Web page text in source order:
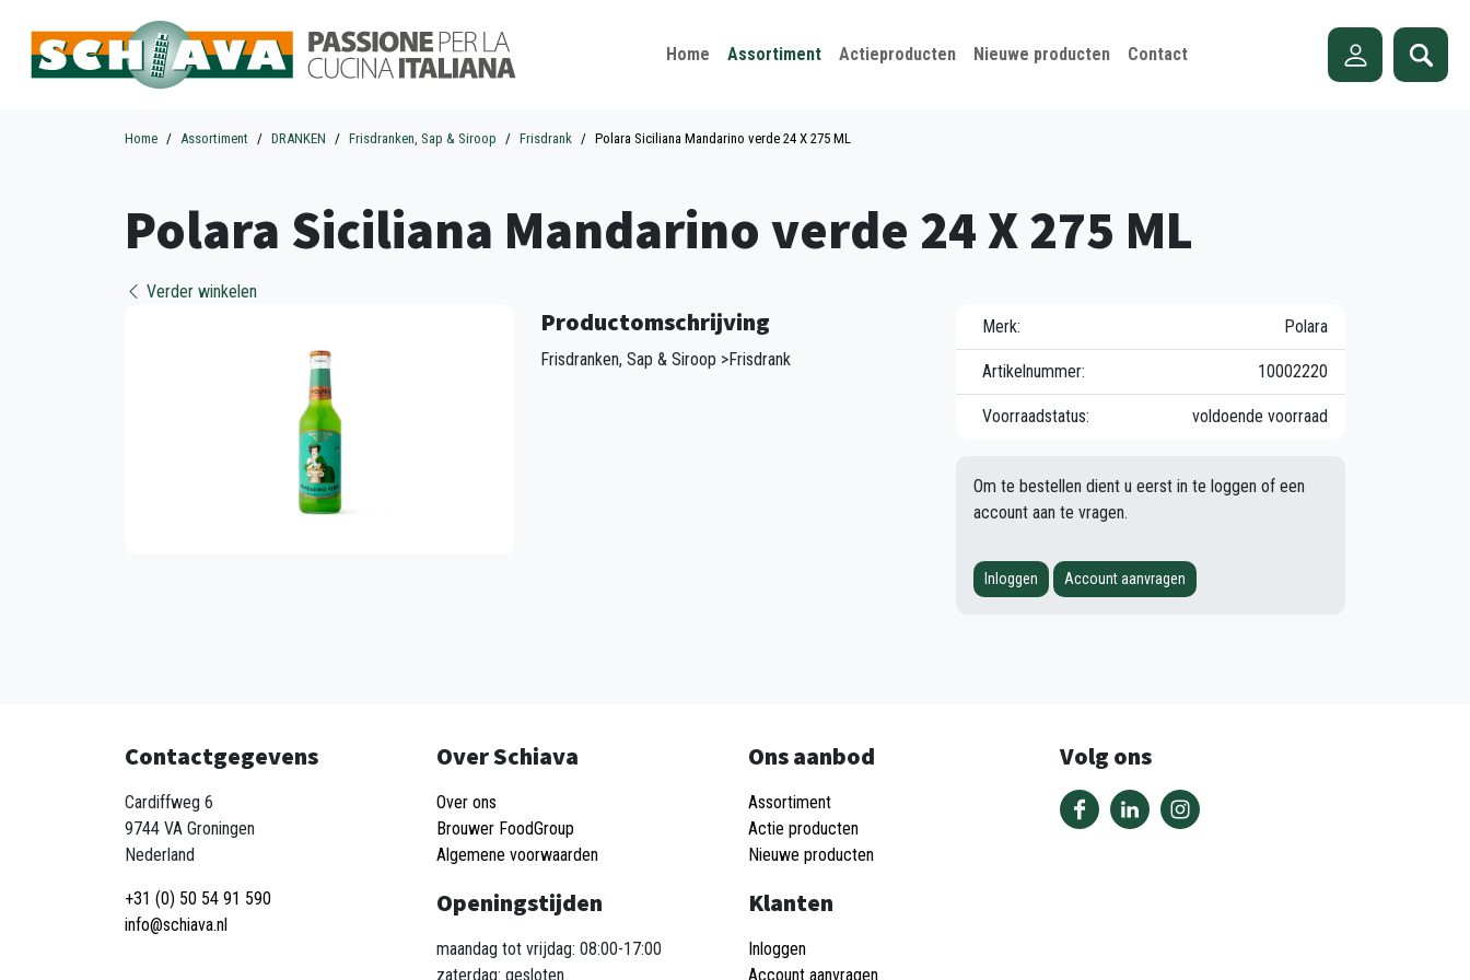
Home Assortiment Actieproducten Nieuwe producten Contact
Home Assortiment DRANKEN Frisdranken, Sap & Siroop Frisdrank Polara Siciliana Mandarino verde 24 X 275 ML
Polara Siciliana Mandarino verde 24 X 275 ML
Verder winkelen
Productomschrijving
Frisdranken, Sap & Siroop >Frisdrank
Merk: Polara
Artikelnummer: 10002220
Voorraadstatus: voldoende voorraad
Om te bestellen dient u eerst in te loggen of een
account aan te vragen.
Inloggen Account aanvragen
Contactgegevens
Cardiffweg 6
9744 VA Groningen
Nederland
+31 (0) 50 54 91 590
info@schiava.nl
Over Schiava
Over ons
Brouwer FoodGroup
Algemene voorwaarden
Openingstijden
maandag tot vrijdag: 08:00-17:00
zaterdag: gesloten
Ons aanbod
Assortiment
Actie producten
Nieuwe producten
Klanten
Inloggen
Account aanvragen
Volg ons